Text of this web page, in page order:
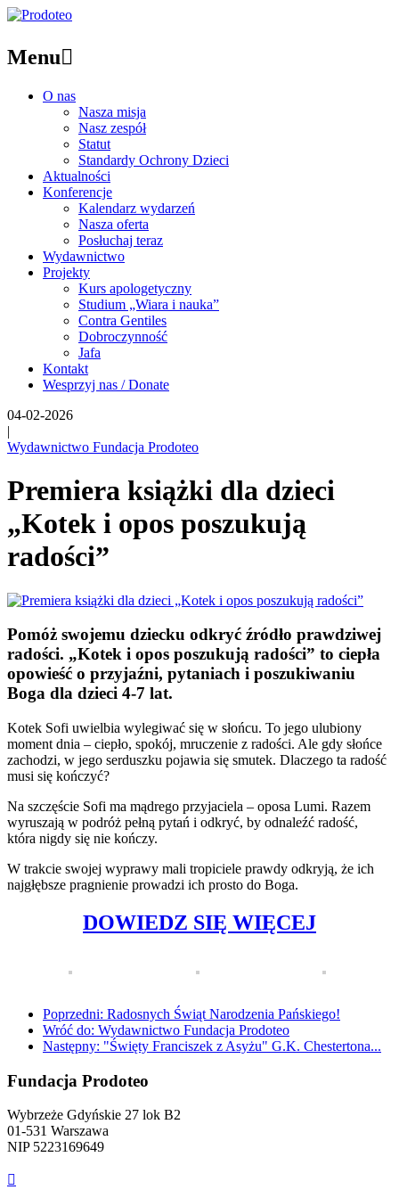
Menu
O nas
Nasza misja
Nasz zespół
Statut
Standardy Ochrony Dzieci
Aktualności
Konferencje
Kalendarz wydarzeń
Nasza oferta
Posłuchaj teraz
Wydawnictwo
Projekty
Kurs apologetyczny
Studium „Wiara i nauka”
Contra Gentiles
Dobroczynność
Jafa
Kontakt
Wesprzyj nas / Donate
04-02-2026
|
Wydawnictwo Fundacja Prodoteo
Premiera książki dla dzieci
„Kotek i opos poszukują
radości”
Pomóż swojemu dziecku odkryć źródło prawdziwej
radości. „Kotek i opos poszukują radości” to ciepła
opowieść o przyjaźni, pytaniach i poszukiwaniu
Boga dla dzieci 4-7 lat.
Kotek Sofi uwielbia wylegiwać się w słońcu. To jego ulubiony
moment dnia – ciepło, spokój, mruczenie z radości. Ale gdy słońce
zachodzi, w jego serduszku pojawia się smutek. Dlaczego ta radość
musi się kończyć?
Na szczęście Sofi ma mądrego przyjaciela – oposa Lumi. Razem
wyruszają w podróż pełną pytań i odkryć, by odnaleźć radość,
która nigdy się nie kończy.
W trakcie swojej wyprawy mali tropiciele prawdy odkryją, że ich
najgłębsze pragnienie prowadzi ich prosto do Boga.
DOWIEDZ SIĘ WIĘCEJ
Poprzedni: Radosnych Świąt Narodzenia Pańskiego!
Wróć do: Wydawnictwo Fundacja Prodoteo
Następny: "Święty Franciszek z Asyżu" G.K. Chestertona...
Fundacja Prodoteo
Wybrzeże Gdyńskie 27 lok B2
01-531 Warszawa
NIP 5223169649
